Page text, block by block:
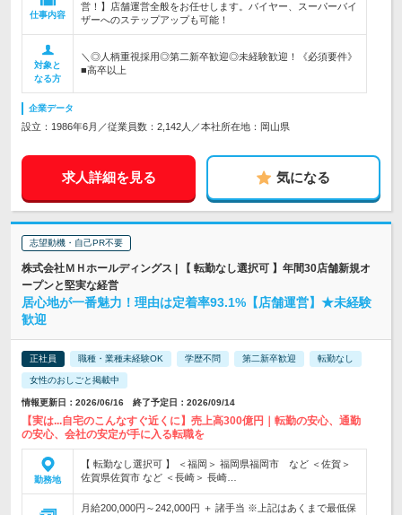
仕事内容
営！】店舗運営全般をお任せします。バイヤー、スーパーバイ
ザーへのステップアップも可能！
対象と
なる方
＼◎人柄重視採用◎第二新卒歓迎◎未経験歓迎！《必須要件》
■高卒以上
企業データ
設立：1986年6月／従業員数：2,142人／本社所在地：岡山県
求人詳細を見る 気になる
志望動機・自己PR不要
株式会社ＭＨホールディングス | 【 転勤なし選択可 】年間30店舗新規オ
ープンと堅実な経営
居心地が一番魅力！理由は定着率93.1%【店舗運営】★未経験
歓迎
正社員 職種・業種未経験OK 学歴不問 第二新卒歓迎 転勤なし
女性のおしごと掲載中
情報更新日：2026/06/16 終了予定日：2026/09/14
【実は...自宅のこんなすぐ近くに】売上高300億円｜転勤の安心、通勤
の安心、会社の安定が手に入る転職を
勤務地
【 転勤なし選択可 】 ＜福岡＞ 福岡県福岡市 など ＜佐賀＞
佐賀県佐賀市 など ＜長崎＞ 長崎…
月給200,000円～242,000円 ＋ 諸手当 ※上記はあくまで最低保